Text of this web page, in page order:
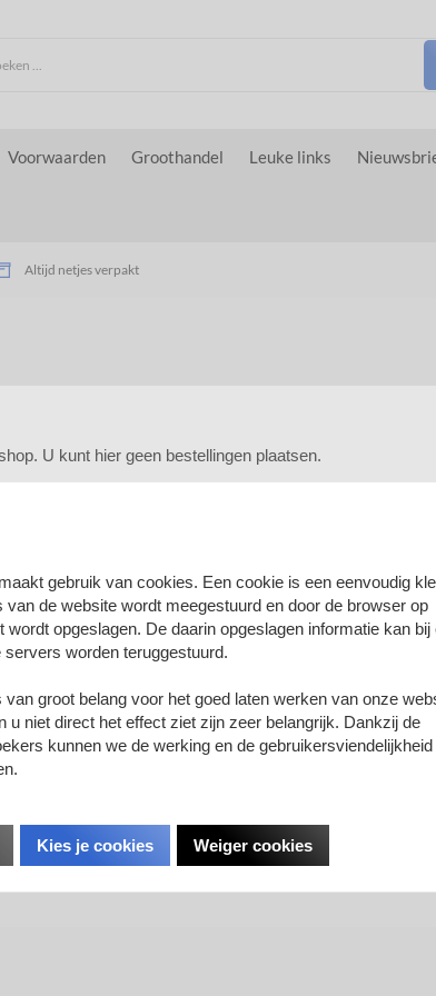
Voorwaarden Groothandel Leuke links
Altijd netjes verpakt
11 t/m 20 mm
U kunt hier geen bestellingen plaatsen.
gebruik van cookies. Een cookie is een eenvoudig
van de website wordt meegestuurd en door de browser op
wordt opgeslagen. De daarin opgeslagen informatie kan bij
worden teruggestuurd.
groot belang voor het goed laten werken van onze
u niet direct het effect ziet zijn zeer belangrijk. Dankzij de
kunnen we de werking en de
Kies je cookies Weiger cookies